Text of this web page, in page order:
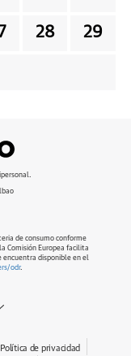
28 29
de consumo conforme
Comisión Europea facilita
encuentra disponible en el
odr.
Política de privacidad